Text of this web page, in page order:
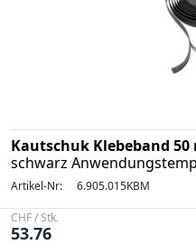
Kautschuk Klebeband 50
schwarz
Artikel-Nr: 6.905.015KBM
CHF / Stk.
53.76